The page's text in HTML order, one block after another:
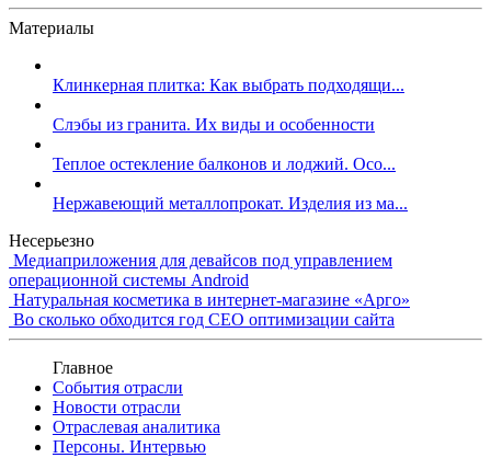
Материалы
Клинкерная плитка: Как выбрать подходящи...
Слэбы из гранита. Их виды и особенности
Теплое остекление балконов и лоджий. Осо...
Нержавеющий металлопрокат. Изделия из ма...
Несерьезно
Медиаприложения для девайсов под управлением
операционной системы Android
Натуральная косметика в интернет-магазине «Арго»
Во сколько обходится год СЕО оптимизации сайта
Главное
События отрасли
Новости отрасли
Отраслевая аналитика
Персоны. Интервью